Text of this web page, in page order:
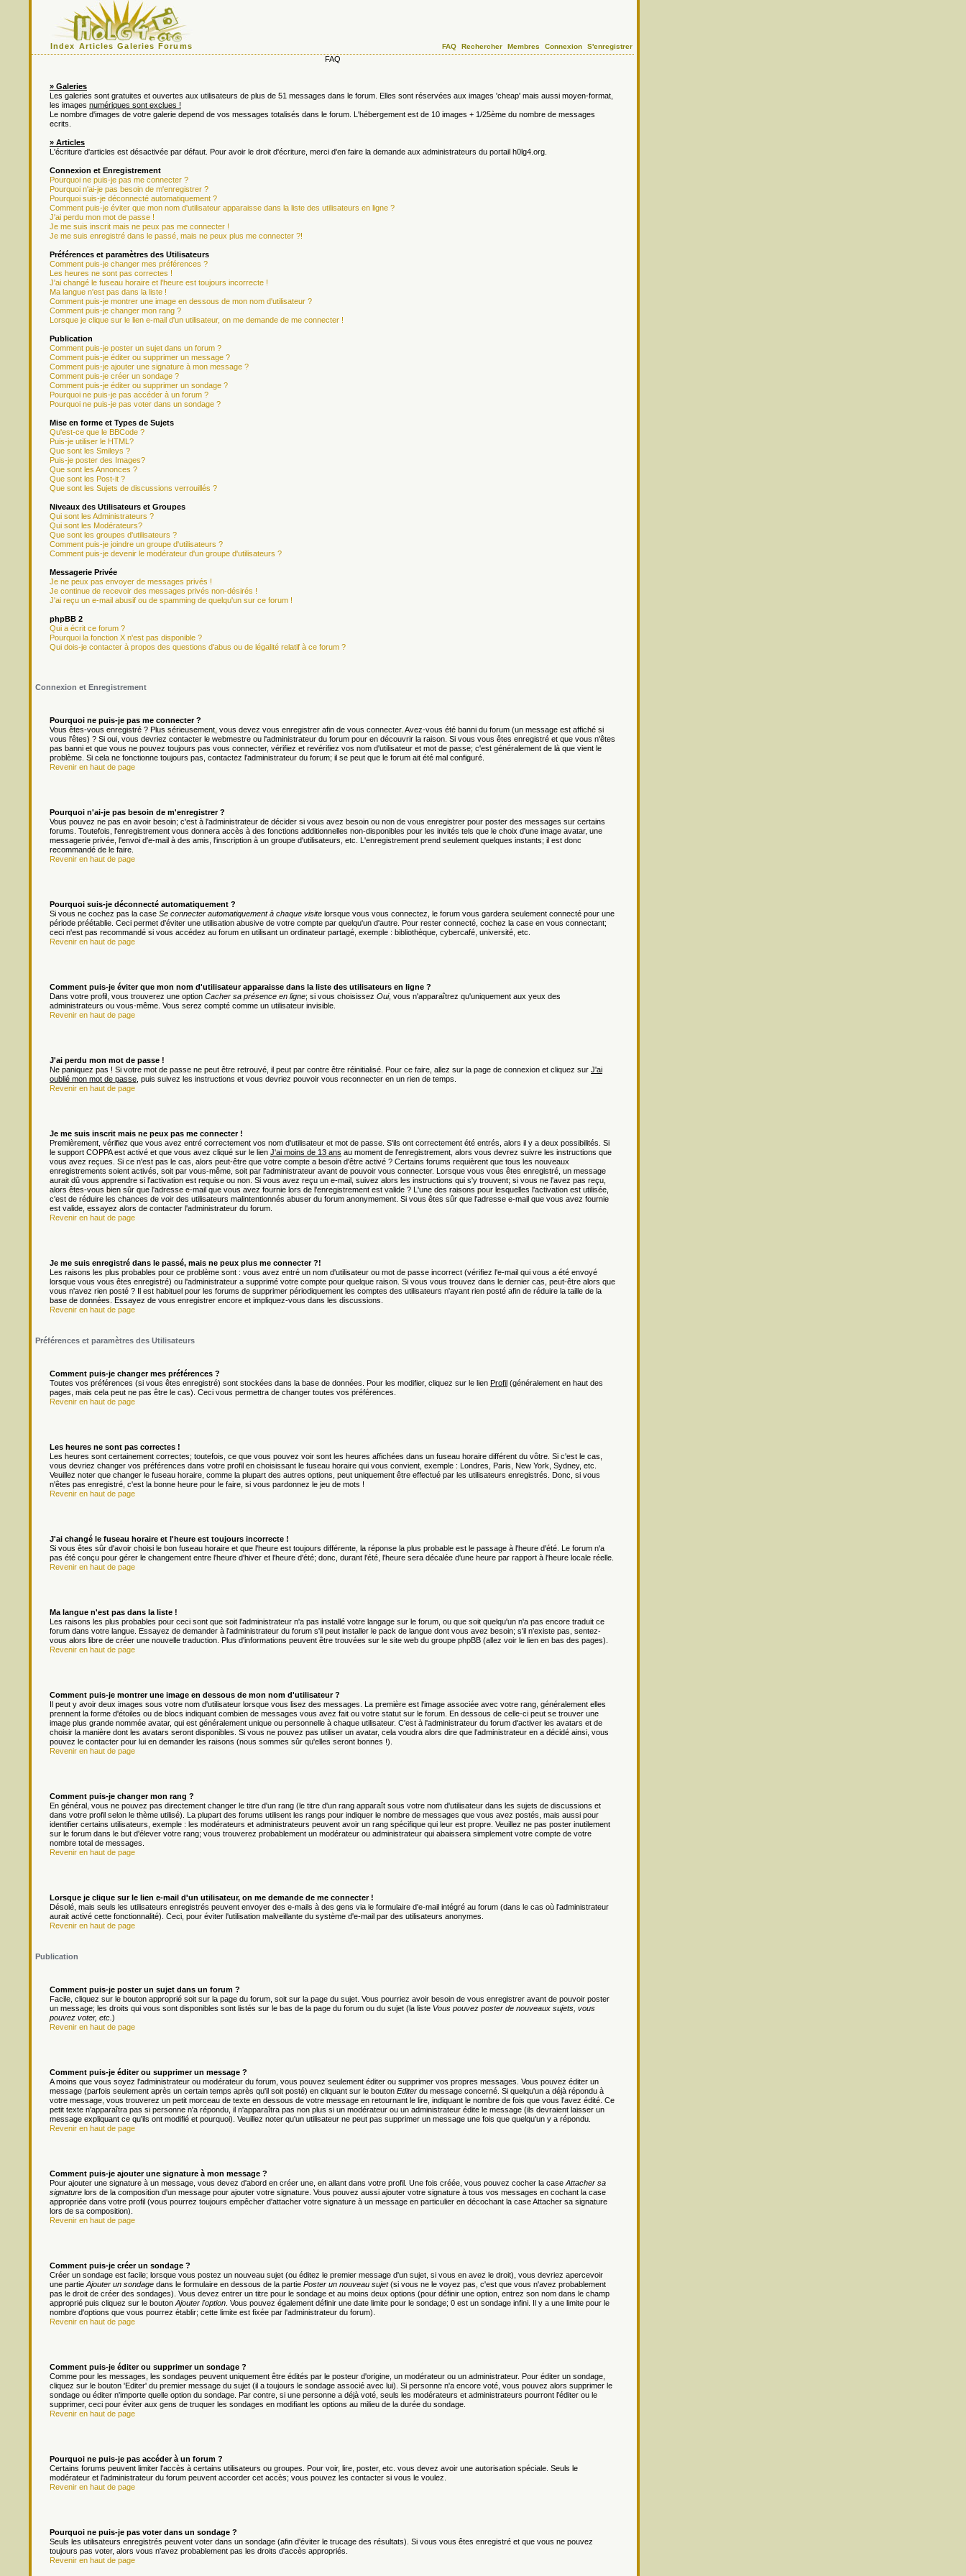
Index Articles Galeries Forums FAQ Rechercher Membres Connexion S'enregistrer
FAQ
» Galeries
Les galeries sont gratuites et ouvertes aux utilisateurs de plus de 51 messages dans le forum. Elles sont réservées aux images 'cheap' mais aussi moyen-format,
les images numériques sont exclues !
Le nombre d'images de votre galerie depend de vos messages totalisés dans le forum. L'hébergement est de 10 images + 1/25ème du nombre de messages
ecrits.
» Articles
L'écriture d'articles est désactivée par défaut. Pour avoir le droit d'écriture, merci d'en faire la demande aux administrateurs du portail h0lg4.org.
Connexion et Enregistrement
Pourquoi ne puis-je pas me connecter ?
Pourquoi n'ai-je pas besoin de m'enregistrer ?
Pourquoi suis-je déconnecté automatiquement ?
Comment puis-je éviter que mon nom d'utilisateur apparaisse dans la liste des utilisateurs en ligne ?
J'ai perdu mon mot de passe !
Je me suis inscrit mais ne peux pas me connecter !
Je me suis enregistré dans le passé, mais ne peux plus me connecter ?!
Préférences et paramètres des Utilisateurs
Comment puis-je changer mes préférences ?
Les heures ne sont pas correctes !
J'ai changé le fuseau horaire et l'heure est toujours incorrecte !
Ma langue n'est pas dans la liste !
Comment puis-je montrer une image en dessous de mon nom d'utilisateur ?
Comment puis-je changer mon rang ?
Lorsque je clique sur le lien e-mail d'un utilisateur, on me demande de me connecter !
Publication
Comment puis-je poster un sujet dans un forum ?
Comment puis-je éditer ou supprimer un message ?
Comment puis-je ajouter une signature à mon message ?
Comment puis-je créer un sondage ?
Comment puis-je éditer ou supprimer un sondage ?
Pourquoi ne puis-je pas accéder à un forum ?
Pourquoi ne puis-je pas voter dans un sondage ?
Mise en forme et Types de Sujets
Qu'est-ce que le BBCode ?
Puis-je utiliser le HTML?
Que sont les Smileys ?
Puis-je poster des Images?
Que sont les Annonces ?
Que sont les Post-it ?
Que sont les Sujets de discussions verrouillés ?
Niveaux des Utilisateurs et Groupes
Qui sont les Administrateurs ?
Qui sont les Modérateurs?
Que sont les groupes d'utilisateurs ?
Comment puis-je joindre un groupe d'utilisateurs ?
Comment puis-je devenir le modérateur d'un groupe d'utilisateurs ?
Messagerie Privée
Je ne peux pas envoyer de messages privés !
Je continue de recevoir des messages privés non-désirés !
J'ai reçu un e-mail abusif ou de spamming de quelqu'un sur ce forum !
phpBB 2
Qui a écrit ce forum ?
Pourquoi la fonction X n'est pas disponible ?
Qui dois-je contacter à propos des questions d'abus ou de légalité relatif à ce forum ?
Connexion et Enregistrement
Pourquoi ne puis-je pas me connecter ?
Vous êtes-vous enregistré ? Plus sérieusement, vous devez vous enregistrer afin de vous connecter. Avez-vous été banni du forum (un message est affiché si
vous l'êtes) ? Si oui, vous devriez contacter le webmestre ou l'administrateur du forum pour en découvrir la raison. Si vous vous êtes enregistré et que vous n'êtes
pas banni et que vous ne pouvez toujours pas vous connecter, vérifiez et revérifiez vos nom d'utilisateur et mot de passe; c'est généralement de là que vient le
problème. Si cela ne fonctionne toujours pas, contactez l'administrateur du forum; il se peut que le forum ait été mal configuré.
Revenir en haut de page
Pourquoi n'ai-je pas besoin de m'enregistrer ?
Vous pouvez ne pas en avoir besoin; c'est à l'administrateur de décider si vous avez besoin ou non de vous enregistrer pour poster des messages sur certains
forums. Toutefois, l'enregistrement vous donnera accès à des fonctions additionnelles non-disponibles pour les invités tels que le choix d'une image avatar, une
messagerie privée, l'envoi d'e-mail à des amis, l'inscription à un groupe d'utilisateurs, etc. L'enregistrement prend seulement quelques instants; il est donc
recommandé de le faire.
Revenir en haut de page
Pourquoi suis-je déconnecté automatiquement ?
Si vous ne cochez pas la case Se connecter automatiquement à chaque visite lorsque vous vous connectez, le forum vous gardera seulement connecté pour une
période préétablie. Ceci permet d'éviter une utilisation abusive de votre compte par quelqu'un d'autre. Pour rester connecté, cochez la case en vous connectant;
ceci n'est pas recommandé si vous accédez au forum en utilisant un ordinateur partagé, exemple : bibliothèque, cybercafé, université, etc.
Revenir en haut de page
Comment puis-je éviter que mon nom d'utilisateur apparaisse dans la liste des utilisateurs en ligne ?
Dans votre profil, vous trouverez une option Cacher sa présence en ligne; si vous choisissez Oui, vous n'apparaîtrez qu'uniquement aux yeux des
administrateurs ou vous-même. Vous serez compté comme un utilisateur invisible.
Revenir en haut de page
J'ai perdu mon mot de passe !
Ne paniquez pas ! Si votre mot de passe ne peut être retrouvé, il peut par contre être réinitialisé. Pour ce faire, allez sur la page de connexion et cliquez sur J'ai
oublié mon mot de passe , puis suivez les instructions et vous devriez pouvoir vous reconnecter en un rien de temps.
Revenir en haut de page
Je me suis inscrit mais ne peux pas me connecter !
Premièrement, vérifiez que vous avez entré correctement vos nom d'utilisateur et mot de passe. S'ils ont correctement été entrés, alors il y a deux possibilités. Si
le support COPPA est activé et que vous avez cliqué sur le lien J'ai moins de 13 ans au moment de l'enregistrement, alors vous devrez suivre les instructions que
vous avez reçues. Si ce n'est pas le cas, alors peut-être que votre compte a besoin d'être activé ? Certains forums requièrent que tous les nouveaux
enregistrements soient activés, soit par vous-même, soit par l'administrateur avant de pouvoir vous connecter. Lorsque vous vous êtes enregistré, un message
aurait dû vous apprendre si l'activation est requise ou non. Si vous avez reçu un e-mail, suivez alors les instructions qui s'y trouvent; si vous ne l'avez pas reçu,
alors êtes-vous bien sûr que l'adresse e-mail que vous avez fournie lors de l'enregistrement est valide ? L'une des raisons pour lesquelles l'activation est utilisée,
c'est de réduire les chances de voir des utilisateurs malintentionnés abuser du forum anonymement. Si vous êtes sûr que l'adresse e-mail que vous avez fournie
est valide, essayez alors de contacter l'administrateur du forum.
Revenir en haut de page
Je me suis enregistré dans le passé, mais ne peux plus me connecter ?!
Les raisons les plus probables pour ce problème sont : vous avez entré un nom d'utilisateur ou mot de passe incorrect (vérifiez l'e-mail qui vous a été envoyé
lorsque vous vous êtes enregistré) ou l'administrateur a supprimé votre compte pour quelque raison. Si vous vous trouvez dans le dernier cas, peut-être alors que
vous n'avez rien posté ? Il est habituel pour les forums de supprimer périodiquement les comptes des utilisateurs n'ayant rien posté afin de réduire la taille de la
base de données. Essayez de vous enregistrer encore et impliquez-vous dans les discussions.
Revenir en haut de page
Préférences et paramètres des Utilisateurs
Comment puis-je changer mes préférences ?
Toutes vos préférences (si vous êtes enregistré) sont stockées dans la base de données. Pour les modifier, cliquez sur le lien Profil (généralement en haut des
pages, mais cela peut ne pas être le cas). Ceci vous permettra de changer toutes vos préférences.
Revenir en haut de page
Les heures ne sont pas correctes !
Les heures sont certainement correctes; toutefois, ce que vous pouvez voir sont les heures affichées dans un fuseau horaire différent du vôtre. Si c'est le cas,
vous devriez changer vos préférences dans votre profil en choisissant le fuseau horaire qui vous convient, exemple : Londres, Paris, New York, Sydney, etc.
Veuillez noter que changer le fuseau horaire, comme la plupart des autres options, peut uniquement être effectué par les utilisateurs enregistrés. Donc, si vous
n'êtes pas enregistré, c'est la bonne heure pour le faire, si vous pardonnez le jeu de mots !
Revenir en haut de page
J'ai changé le fuseau horaire et l'heure est toujours incorrecte !
Si vous êtes sûr d'avoir choisi le bon fuseau horaire et que l'heure est toujours différente, la réponse la plus probable est le passage à l'heure d'été. Le forum n'a
pas été conçu pour gérer le changement entre l'heure d'hiver et l'heure d'été; donc, durant l'été, l'heure sera décalée d'une heure par rapport à l'heure locale réelle.
Revenir en haut de page
Ma langue n'est pas dans la liste !
Les raisons les plus probables pour ceci sont que soit l'administrateur n'a pas installé votre langage sur le forum, ou que soit quelqu'un n'a pas encore traduit ce
forum dans votre langue. Essayez de demander à l'administrateur du forum s'il peut installer le pack de langue dont vous avez besoin; s'il n'existe pas, sentez-
vous alors libre de créer une nouvelle traduction. Plus d'informations peuvent être trouvées sur le site web du groupe phpBB (allez voir le lien en bas des pages).
Revenir en haut de page
Comment puis-je montrer une image en dessous de mon nom d'utilisateur ?
Il peut y avoir deux images sous votre nom d'utilisateur lorsque vous lisez des messages. La première est l'image associée avec votre rang, généralement elles
prennent la forme d'étoiles ou de blocs indiquant combien de messages vous avez fait ou votre statut sur le forum. En dessous de celle-ci peut se trouver une
image plus grande nommée avatar, qui est généralement unique ou personnelle à chaque utilisateur. C'est à l'administrateur du forum d'activer les avatars et de
choisir la manière dont les avatars seront disponibles. Si vous ne pouvez pas utiliser un avatar, cela voudra alors dire que l'administrateur en a décidé ainsi, vous
pouvez le contacter pour lui en demander les raisons (nous sommes sûr qu'elles seront bonnes !).
Revenir en haut de page
Comment puis-je changer mon rang ?
En général, vous ne pouvez pas directement changer le titre d'un rang (le titre d'un rang apparaît sous votre nom d'utilisateur dans les sujets de discussions et
dans votre profil selon le thème utilisé). La plupart des forums utilisent les rangs pour indiquer le nombre de messages que vous avez postés, mais aussi pour
identifier certains utilisateurs, exemple : les modérateurs et administrateurs peuvent avoir un rang spécifique qui leur est propre. Veuillez ne pas poster inutilement
sur le forum dans le but d'élever votre rang; vous trouverez probablement un modérateur ou administrateur qui abaissera simplement votre compte de votre
nombre total de messages.
Revenir en haut de page
Lorsque je clique sur le lien e-mail d'un utilisateur, on me demande de me connecter !
Désolé, mais seuls les utilisateurs enregistrés peuvent envoyer des e-mails à des gens via le formulaire d'e-mail intégré au forum (dans le cas où l'administrateur
aurait activé cette fonctionnalité). Ceci, pour éviter l'utilisation malveillante du système d'e-mail par des utilisateurs anonymes.
Revenir en haut de page
Publication
Comment puis-je poster un sujet dans un forum ?
Facile, cliquez sur le bouton approprié soit sur la page du forum, soit sur la page du sujet. Vous pourriez avoir besoin de vous enregistrer avant de pouvoir poster
un message; les droits qui vous sont disponibles sont listés sur le bas de la page du forum ou du sujet (la liste Vous pouvez poster de nouveaux sujets, vous
pouvez voter, etc. )
Revenir en haut de page
Comment puis-je éditer ou supprimer un message ?
A moins que vous soyez l'administrateur ou modérateur du forum, vous pouvez seulement éditer ou supprimer vos propres messages. Vous pouvez éditer un
message (parfois seulement après un certain temps après qu'il soit posté) en cliquant sur le bouton Editer du message concerné. Si quelqu'un a déjà répondu à
votre message, vous trouverez un petit morceau de texte en dessous de votre message en retournant le lire, indiquant le nombre de fois que vous l'avez édité. Ce
petit texte n'apparaîtra pas si personne n'a répondu, il n'apparaîtra pas non plus si un modérateur ou un administrateur édite le message (ils devraient laisser un
message expliquant ce qu'ils ont modifié et pourquoi). Veuillez noter qu'un utilisateur ne peut pas supprimer un message une fois que quelqu'un y a répondu.
Revenir en haut de page
Comment puis-je ajouter une signature à mon message ?
Pour ajouter une signature à un message, vous devez d'abord en créer une, en allant dans votre profil. Une fois créée, vous pouvez cocher la case Attacher sa
signature lors de la composition d'un message pour ajouter votre signature. Vous pouvez aussi ajouter votre signature à tous vos messages en cochant la case
appropriée dans votre profil (vous pourrez toujours empêcher d'attacher votre signature à un message en particulier en décochant la case Attacher sa signature
lors de sa composition).
Revenir en haut de page
Comment puis-je créer un sondage ?
Créer un sondage est facile; lorsque vous postez un nouveau sujet (ou éditez le premier message d'un sujet, si vous en avez le droit), vous devriez apercevoir
une partie Ajouter un sondage dans le formulaire en dessous de la partie Poster un nouveau sujet(si vous ne le voyez pas, c'est que vous n'avez probablement
pas le droit de créer des sondages). Vous devez entrer un titre pour le sondage et au moins deux options (pour définir une option, entrez son nom dans le champ
approprié puis cliquez sur le bouton Ajouter l'option . Vous pouvez également définir une date limite pour le sondage; 0 est un sondage infini. Il y a une limite pour le
nombre d'options que vous pourrez établir; cette limite est fixée par l'administrateur du forum).
Revenir en haut de page
Comment puis-je éditer ou supprimer un sondage ?
Comme pour les messages, les sondages peuvent uniquement être édités par le posteur d'origine, un modérateur ou un administrateur. Pour éditer un sondage,
cliquez sur le bouton 'Editer' du premier message du sujet (il a toujours le sondage associé avec lui). Si personne n'a encore voté, vous pouvez alors supprimer le
sondage ou éditer n'importe quelle option du sondage. Par contre, si une personne a déjà voté, seuls les modérateurs et administrateurs pourront l'éditer ou le
supprimer, ceci pour éviter aux gens de truquer les sondages en modifiant les options au milieu de la durée du sondage.
Revenir en haut de page
Pourquoi ne puis-je pas accéder à un forum ?
Certains forums peuvent limiter l'accès à certains utilisateurs ou groupes. Pour voir, lire, poster, etc. vous devez avoir une autorisation spéciale. Seuls le
modérateur et l'administrateur du forum peuvent accorder cet accès; vous pouvez les contacter si vous le voulez.
Revenir en haut de page
Pourquoi ne puis-je pas voter dans un sondage ?
Seuls les utilisateurs enregistrés peuvent voter dans un sondage (afin d'éviter le trucage des résultats). Si vous vous êtes enregistré et que vous ne pouvez
toujours pas voter, alors vous n'avez probablement pas les droits d'accès appropriés.
Revenir en haut de page